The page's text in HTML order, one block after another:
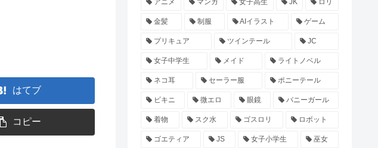
はてブ
コピー
アニメ マンガ 女子高生 JK ロリ
金髪 制服 AIイラスト ゲーム
プリキュア ツインテール JC
女子中学生 メイド ライトノベル
ネコ耳 セーラー服 ポニーテール
ビキニ 微エロ 眼鏡 バニーガール
着物 スク水 ゴスロリ ロボット
ゴエティア JS 女子小学生 巫女